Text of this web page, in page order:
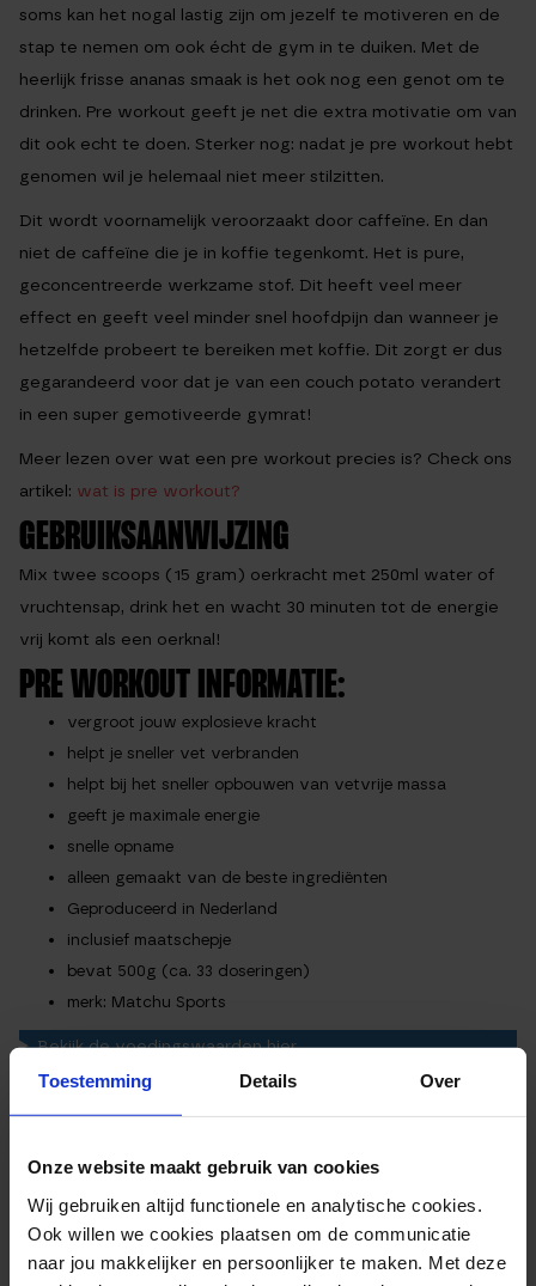
Toestemming Details Over
Onze website maakt gebruik van cookies
Wij gebruiken altijd functionele en analytische cookies.
Ook willen we cookies plaatsen om de communicatie
naar jou makkelijker en persoonlijker te maken. Met deze
soms kan het nogal lastig zijn om jezelf te motiveren en de
stap te nemen om ook écht de gym in te duiken. Met de
heerlijk frisse ananas smaak is het ook nog een genot om te
drinken. Pre workout geeft je net die extra motivatie om van
dit ook echt te doen. Sterker nog: nadat je pre workout hebt
genomen wil je helemaal niet meer stilzitten.
Dit wordt voornamelijk veroorzaakt door caffeïne. En dan
niet de caffeïne die je in koffie tegenkomt. Het is pure,
geconcentreerde werkzame stof. Dit heeft veel meer
effect en geeft veel minder snel hoofdpijn dan wanneer je
hetzelfde probeert te bereiken met koffie. Dit zorgt er dus
gegarandeerd voor dat je van een couch potato verandert
in een super gemotiveerde gymrat!
Meer lezen over wat een pre workout precies is? Check ons
artikel: wat is pre workout?
GEBRUIKSAANWIJZING
Mix twee scoops (15 gram) oerkracht met 250ml water of
vruchtensap, drink het en wacht 30 minuten tot de energie
vrij komt als een oerknal!
PRE WORKOUT INFORMATIE:
vergroot jouw explosieve kracht
helpt je sneller vet verbranden
helpt bij het sneller opbouwen van vetvrije massa
geeft je maximale energie
snelle opname
alleen gemaakt van de beste ingrediënten
Geproduceerd in Nederland
inclusief maatschepje
bevat 500g (ca. 33 doseringen)
merk: Matchu Sports
Bekijk de voedingswaarden hier
Wil je de andere producten bekijken, zoals de sample, onze
trui of het droog trainen pakket? Bekijk dan de
EXTRA INFORMATIE